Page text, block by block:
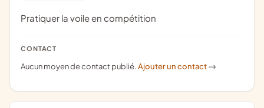
pratiquer la voile en compétition
CONTACT
Aucun moyen de contact publié.Ajouter un contact ->